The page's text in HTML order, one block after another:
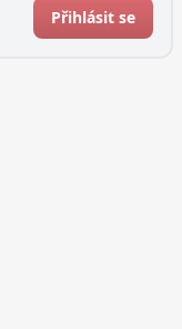
Přihlásit se